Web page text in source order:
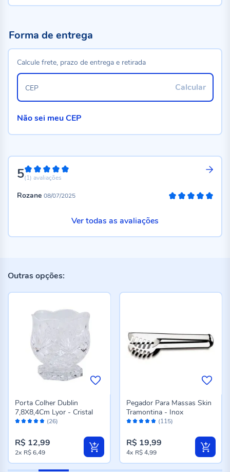
5100%
(1) avaliações
Rozane 08/07/2025
Ver todas as avaliações
Forma de entrega
Calcule frete, prazo de entrega e retirada
Calcular
CEP
Não sei meu CEP
Outras opções:
Avaliação: (26)
Porta Colher Dublin
7,8X8,4Cm Lyor - Cristal
R$ 12,99
2x R$ 6,49
Avaliação: (115)
Pegador Para Massas Skin
Tramontina - Inox
R$ 19,99
4x R$ 4,99